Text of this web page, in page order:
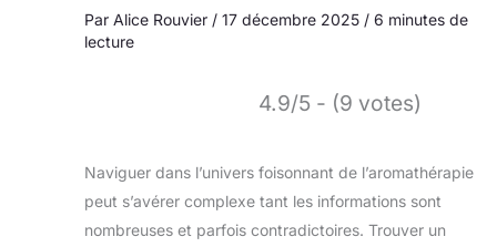
Par Alice Rouvier / 17 décembre 2025 / 6 minutes de
lecture
4.9/5 - (9 votes)
Naviguer dans l’univers foisonnant de l’aromathérapie
peut s’avérer complexe tant les informations sont
nombreuses et parfois contradictoires. Trouver un